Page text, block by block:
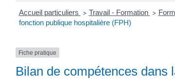
Accueil particuliers > Travail - Formation >
fonction publique hospitalière (FPH)
Fiche pratique
Bilan de compétences dans